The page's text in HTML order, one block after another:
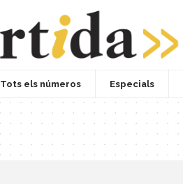
Tots els números Especials